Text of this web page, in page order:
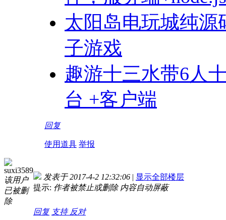
太阳岛电玩城纯源
子游戏
趣游十三水带6人
台 +客户端
回复
使用道具 举报
suxi3589
该用户
已被删
除
发表于 2017-4-2 12:32:06 | 显示全部楼层
提示: 作者被禁止或删除 内容自动屏蔽
回复 支持 反对